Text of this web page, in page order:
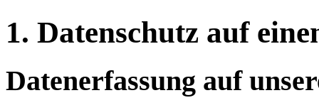
1. Datenschutz auf
Datenerfassung auf